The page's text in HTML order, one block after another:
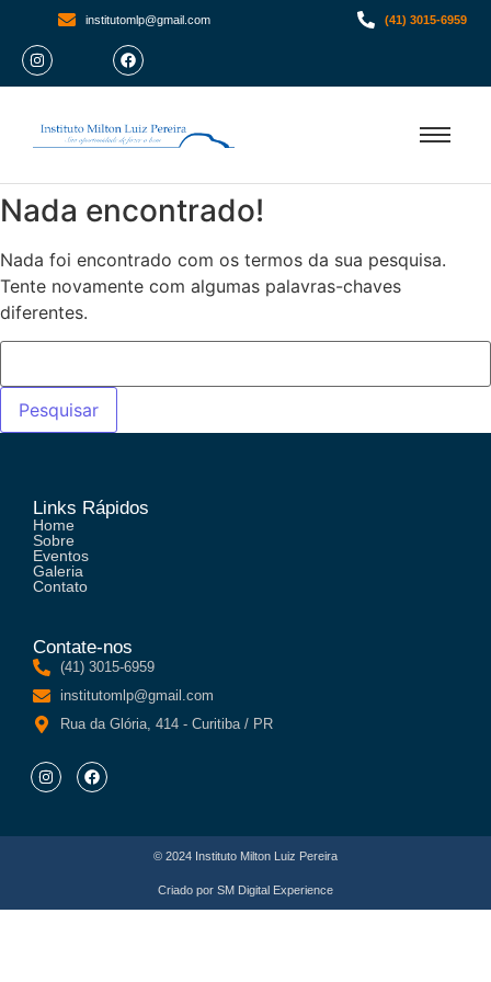
institutomlp@gmail.com (41) 3015-6959
Nada encontrado!
Nada foi encontrado com os termos da sua pesquisa.
Tente novamente com algumas palavras-chaves
diferentes.
Links Rápidos
Home
Sobre
Eventos
Galeria
Contato
Contate-nos
(41) 3015-6959
institutomlp@gmail.com
Rua da Glória, 414 - Curitiba / PR
© 2024 Instituto Milton Luiz Pereira
Criado por SM Digital Experience